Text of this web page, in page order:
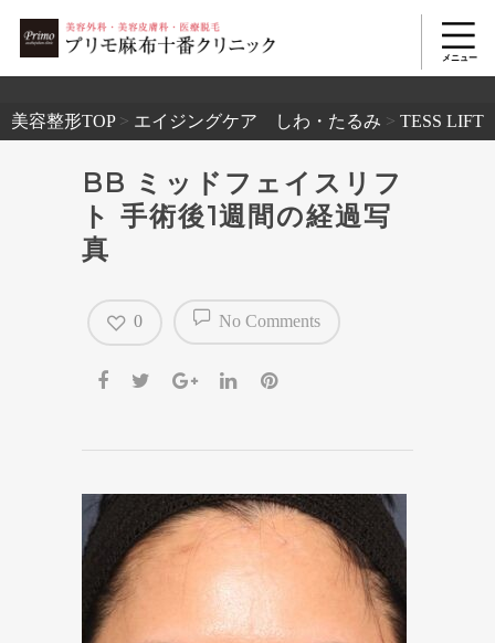
美容整形TOP> エイジングケア しわ・たるみ > TESS LIFT
BB ミッドフェイスリフ
ト 手術後1週間の経過写
真
No Comments
0